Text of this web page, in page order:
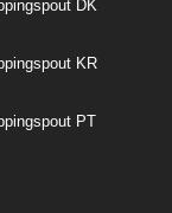
DK
KR
PT